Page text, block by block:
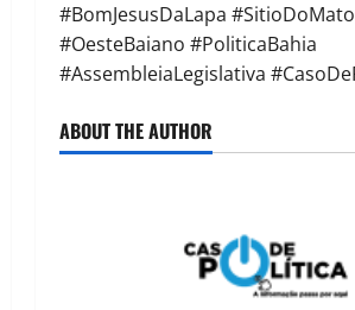
#BomJesusDaLapa #SitioDoMato
#OesteBaiano #PoliticaBahia
#AssembleiaLegislativa
ABOUT THE AUTHOR